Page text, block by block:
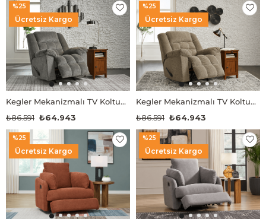
Kegler Mekanizmalı TV Koltuğu
₺64.943
₺86.591
Ücretsiz Kargo
%25
Kegler Mekanizmalı TV Koltuğu
₺64.943
₺86.591
Ücretsiz Kargo
%25
Ücretsiz Kargo
%25
Ücretsiz Kargo
%25